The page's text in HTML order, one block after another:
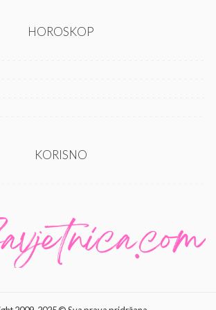
HOROSKOP
KORISNO